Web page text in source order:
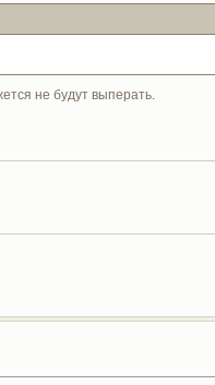
не будут выперать.